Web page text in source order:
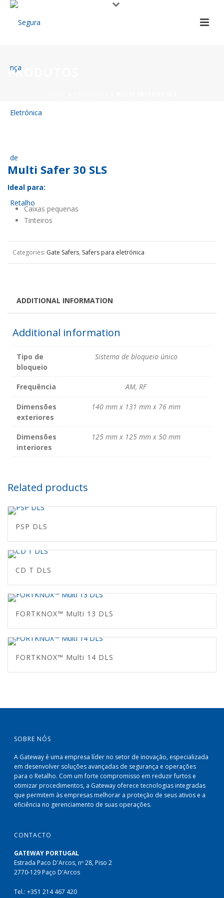
PRODUTOS
Multi Safer 30 SLS
Ideal para:
Caixas pequenas
Tinteiros
Categories: Gate Safers, Safers para eletrónica
ADDITIONAL INFORMATION
Additional information
Tipo de
bloqueio
Sistema de bloqueio único
Frequência AM, RF
Dimensões
exteriores
140 mm x 131 mm x 76 mm
Dimensões
interiores
125 mm x 125 mm x 50 mm
Related products
PSP DLS
CD T DLS
FORTKNOX™ Multi 13 DLS
FORTKNOX™ Multi 14 DLS
SOBRE NÓS
A Gateway é uma empresa líder no setor de inovação, especializada
em desenvolver soluções avançadas de segurança e operações
para o Retalho. Com um forte compromisso em reduzir furtos e
otimizar procedimentos, a Gateway oferece tecnologias integradas
que permitem às empresas melhorar a proteção de seus ativos e a
eficiência no gerenciamento de suas operações.
CONTACTO
GATEWAY PORTUGAL
Estrada Paco D'Arcos, nº 28, Piso 2
2770-129 Paço D'Arcos
Tel.: +351 214 467 420